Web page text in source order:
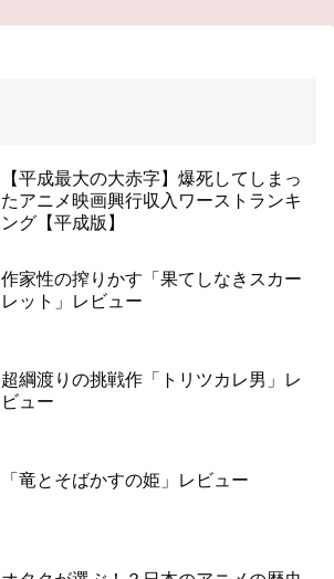
【平成最大の大赤字】爆死してしまっ
たアニメ映画興行収入ワーストランキ
ング【平成版】
作家性の搾りかす「果てしなきスカー
レット」レビュー
超綱渡りの挑戦作「トリツカレ男」レ
ビュー
「竜とそばかすの姫」レビュー